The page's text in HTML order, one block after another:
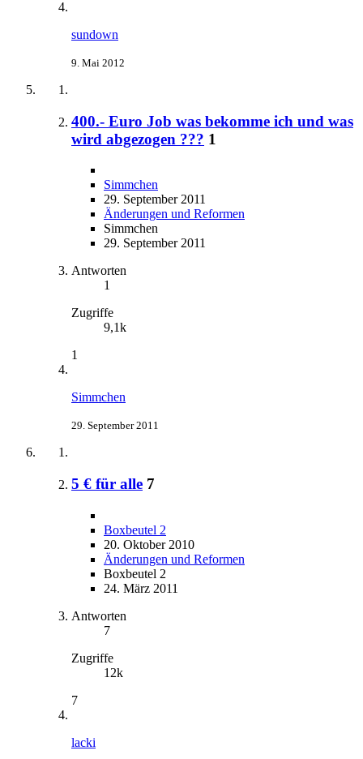
sundown
9. Mai 2012
400.- Euro Job was bekomme ich und was
wird abgezogen ??? 1
Simmchen
29. September 2011
Änderungen und Reformen
Simmchen
29. September 2011
Antworten
1
Zugriffe
9,1k
1
Simmchen
29. September 2011
5 € für alle 7
Boxbeutel 2
20. Oktober 2010
Änderungen und Reformen
Boxbeutel 2
24. März 2011
Antworten
7
Zugriffe
12k
7
lacki